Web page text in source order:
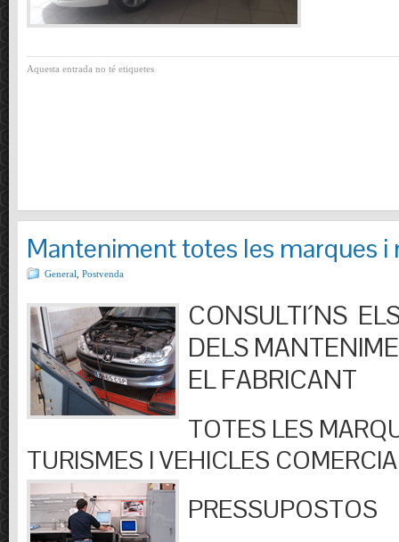
Aquesta entrada no té etiquetes
Manteniment totes les marques i
General Postvenda
CONSULTI´NS
DELS
EL FABRICANT
TOTES LES
TURISMES I VEHICLES
PRESSUPOSTOS